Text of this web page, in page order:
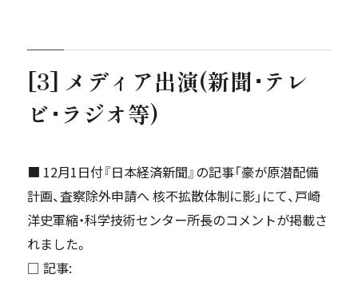
[3] メディア出演(新聞･テレ
ビ･ラジオ等)
■ 12月1日付『日本経済新聞』の記事「豪が原潜配備
計画、査察除外申請へ 核不拡散体制に影」にて、戸崎
洋史軍縮・科学技術センター所長のコメントが掲載さ
れました。
□ 記事: